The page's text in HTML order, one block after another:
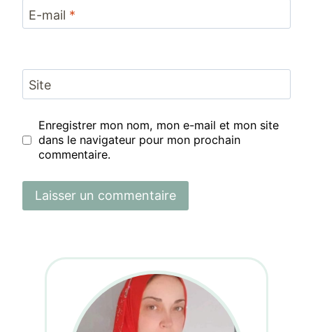
E-mail *
Site
Enregistrer mon nom, mon e-mail et mon site
dans le navigateur pour mon prochain
commentaire.